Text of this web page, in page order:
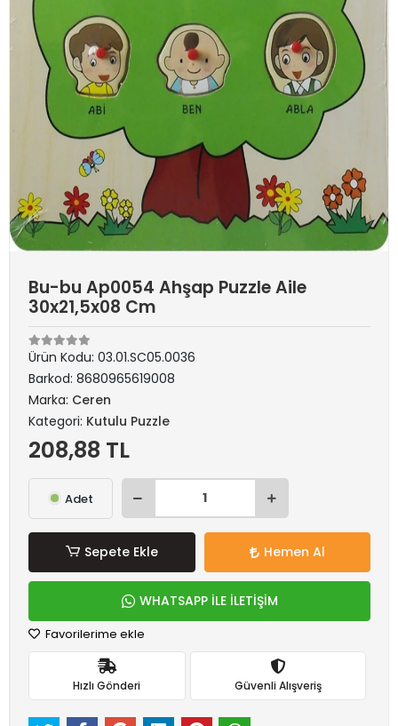
Bu-bu Ap0054 Ahşap Puzzle Aile
30x21,5x08 Cm
Ürün Kodu: 03.01.SC05.0036
Barkod: 8680965619008
Marka: Ceren
Kategori: Kutulu Puzzle
208,88 TL
Adet
Sepete Ekle Hemen Al
WHATSAPP İLE İLETİŞİM
Favorilerime ekle
Hızlı Gönderi Güvenli Alışveriş